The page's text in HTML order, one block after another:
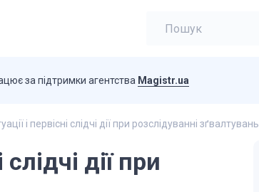
за підтримки агентства Magistr.ua
і первісні слідчі дії при розслідуванні зґвалтувань
дії при